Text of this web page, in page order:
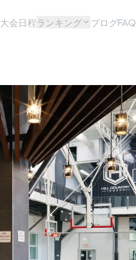
大会日程ランキング ブログFAQ